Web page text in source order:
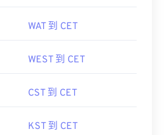
WAT 到 CET
WEST 到 CET
CST 到 CET
KST 到 CET